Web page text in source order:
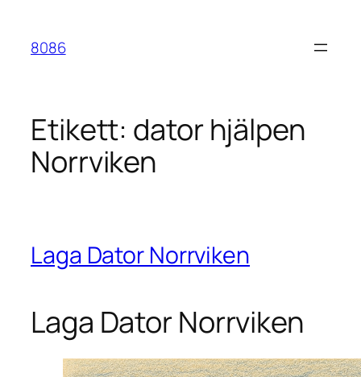
innehåll
8086
Etikett: dator hjälpen
Norrviken
Laga Dator Norrviken
Laga Dator Norrviken